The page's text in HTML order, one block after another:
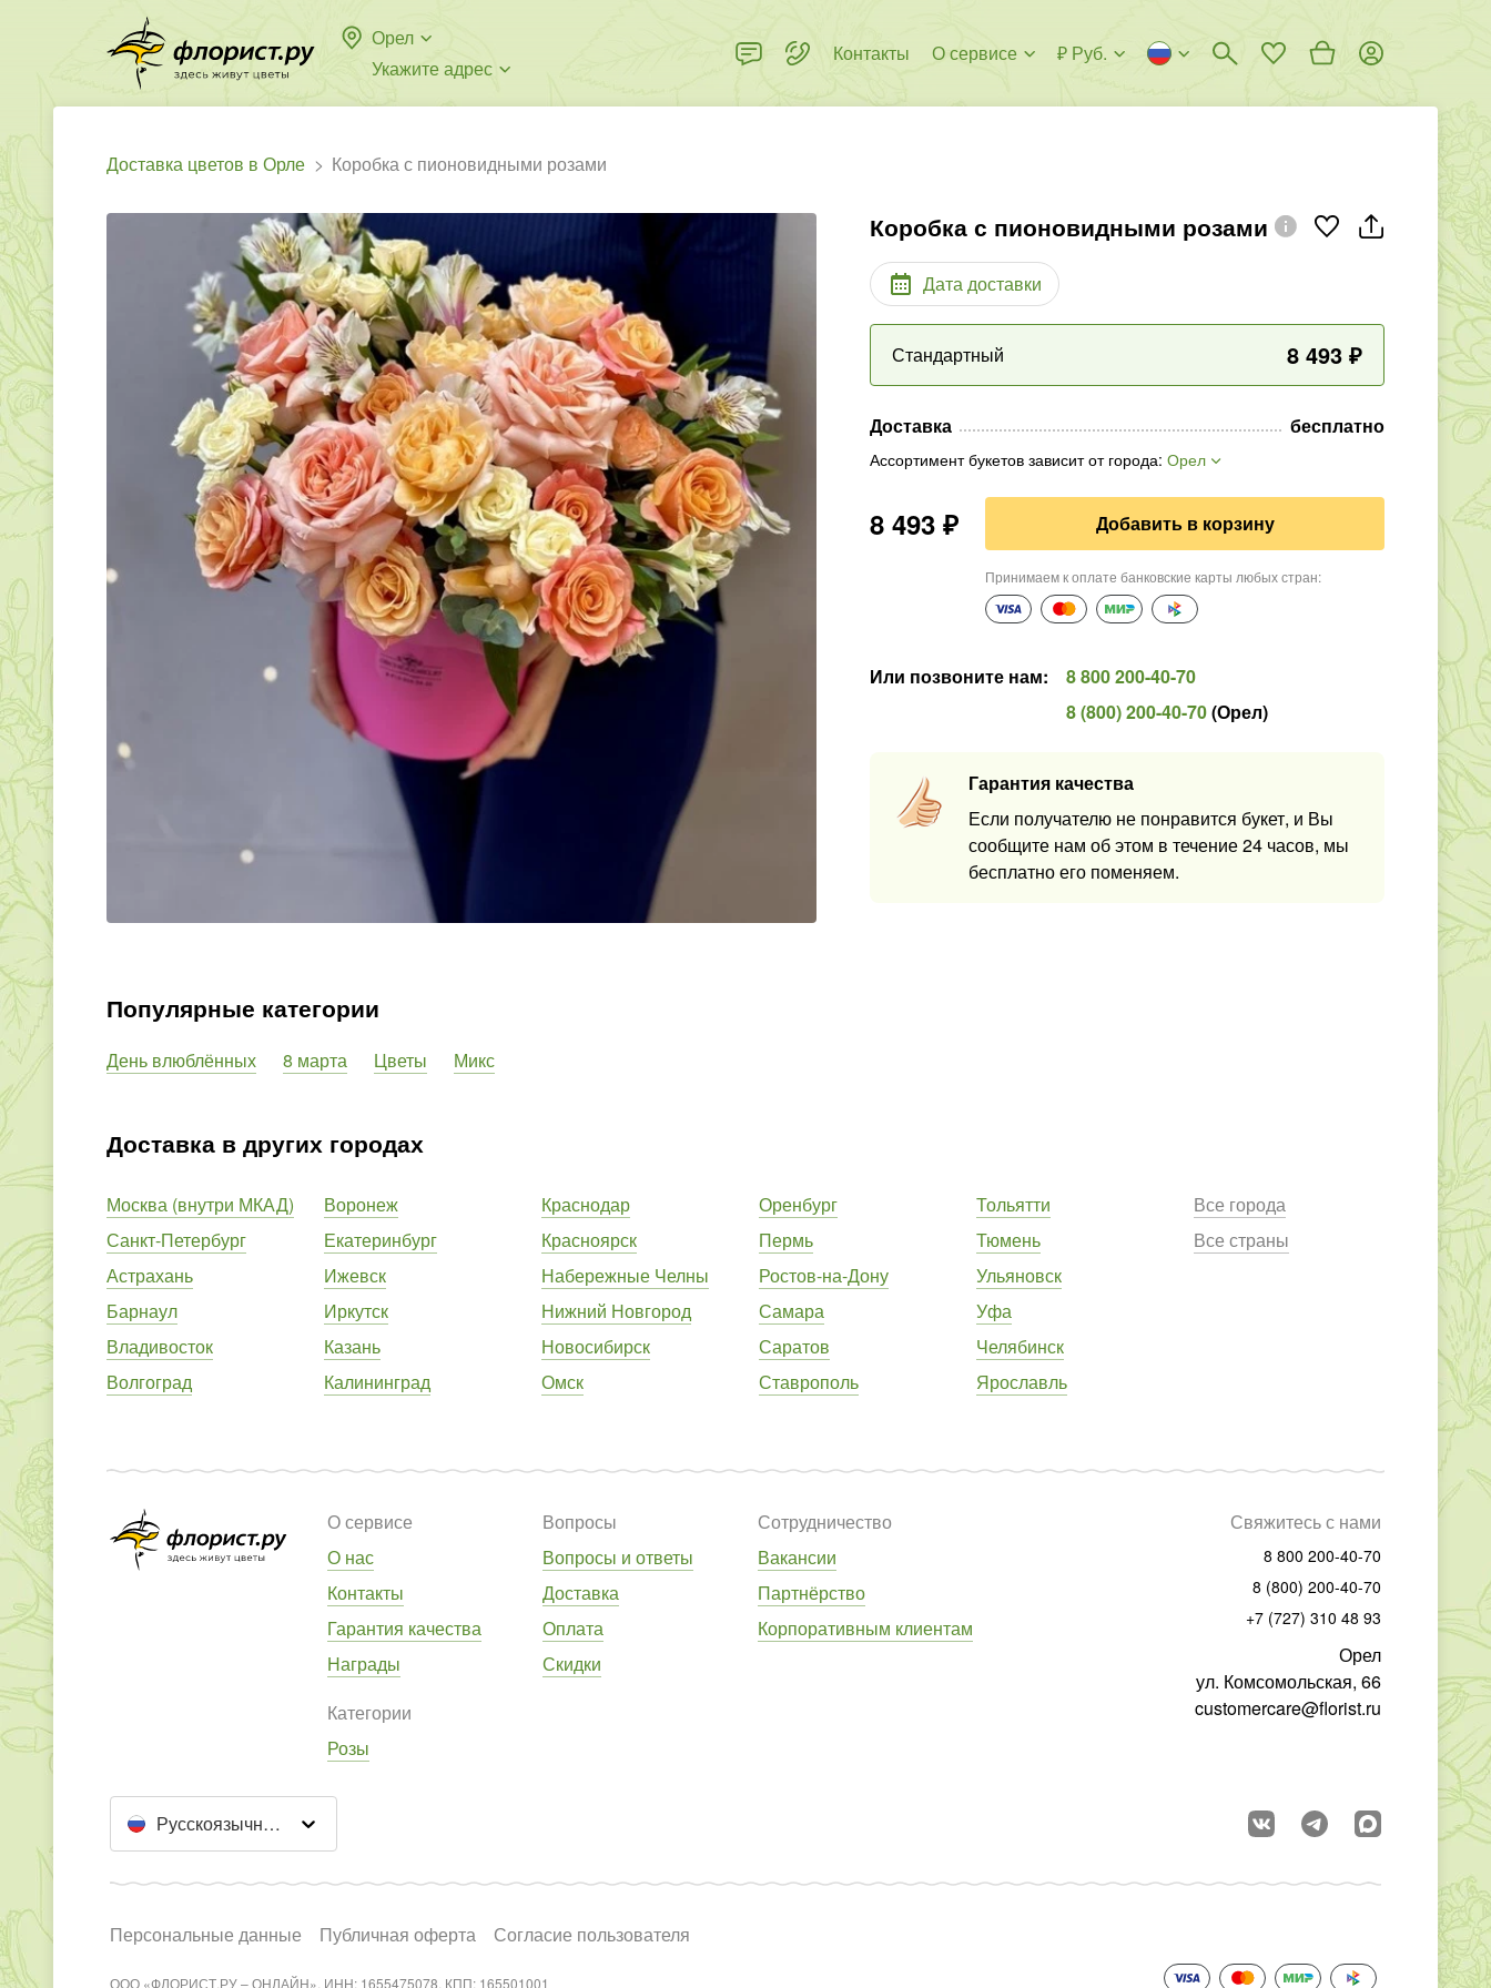
Орел
Укажите адрес
Контакты О сервисе ₽ Руб.
Доставка цветов в Орле Коробка с пионовидными розами
Коробка с пионовидными розами
Дата доставки
Стандартный 8 493 ₽
Доставка бесплатно
Ассортимент букетов зависит от города:Орел
8 493 ₽ Добавить в корзину
Принимаем к оплате банковские карты любых стран:
Или позвоните нам:
8 800 200-40-70
8 (800) 200-40-70(Орел)
Гарантия качества
Если получателю не понравится букет, и Вы
сообщите нам об этом в течение 24 часов, мы
бесплатно его поменяем.
Популярные категории
День влюблённых 8 марта Цветы Микс
Доставка в других городах
Москва (внутри МКАД)
Санкт-Петербург
Астрахань
Барнаул
Владивосток
Волгоград
Воронеж
Екатеринбург
Ижевск
Иркутск
Казань
Калининград
Краснодар
Красноярск
Набережные Челны
Нижний Новгород
Новосибирск
Омск
Оренбург
Пермь
Ростов-на-Дону
Самара
Саратов
Ставрополь
Тольятти
Тюмень
Ульяновск
Уфа
Челябинск
Ярославль
Все города
Все страны
О сервисе
О нас
Контакты
Гарантия качества
Награды
Вопросы
Вопросы и ответы
Доставка
Оплата
Скидки
Сотрудничество
Вакансии
Партнёрство
Корпоративным клиентам
Категории
Розы
Свяжитесь с нами
8 800 200-40-70
8 (800) 200-40-70
+7 (727) 310 48 93
Орел
ул. Комсомольская, 66
customercare@florist.ru
Русскоязычный сайт
Персональные данные Публичная оферта Согласие пользователя
ООО «ФЛОРИСТ.РУ – ОНЛАЙН», ИНН: 1655475078, КПП: 165501001